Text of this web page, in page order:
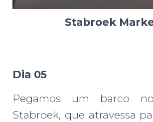
Stabroek
Dia 05
Pegamos um barco
Stabroek, que atravessa